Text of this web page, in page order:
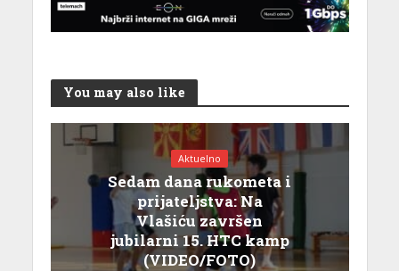
You may also like
Aktuelno
Sedam dana rukometa i
prijateljstva: Na
Vlašiću završen
jubilarni 15. HTC kamp
(VIDEO/FOTO)